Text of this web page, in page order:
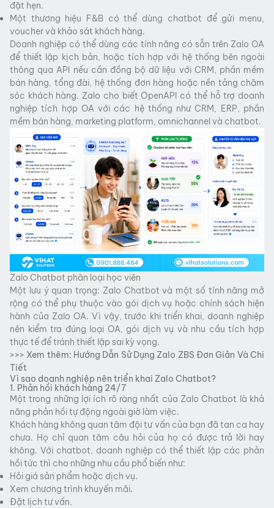
đặt hẹn.
Một thương hiệu F&B có thể dùng chatbot để gửi menu,
voucher và khảo sát khách hàng.
Doanh nghiệp có thể dùng các tính năng có sẵn trên Zalo OA
để thiết lập kịch bản, hoặc tích hợp với hệ thống bên ngoài
thông qua API nếu cần đồng bộ dữ liệu với CRM, phần mềm
bán hàng, tổng đài, hệ thống đơn hàng hoặc nền tảng chăm
sóc khách hàng. Zalo cho biết OpenAPI có thể hỗ trợ doanh
nghiệp tích hợp OA với các hệ thống như CRM, ERP, phần
mềm bán hàng, marketing platform, omnichannel và chatbot.
Zalo Chatbot phân loại học viên
Một lưu ý quan trọng: Zalo Chatbot và một số tính năng mở
rộng có thể phụ thuộc vào gói dịch vụ hoặc chính sách hiện
hành của Zalo OA. Vì vậy, trước khi triển khai, doanh nghiệp
nên kiểm tra đúng loại OA, gói dịch vụ và nhu cầu tích hợp
thực tế để tránh thiết lập sai kỳ vọng.
>>> Xem thêm: Hướng Dẫn Sử Dụng Zalo ZBS Đơn Giản Và Chi
Tiết
Vì sao doanh nghiệp nên triển khai Zalo Chatbot?
1. Phản hồi khách hàng 24/7
Một trong những lợi ích rõ ràng nhất của Zalo Chatbot là khả
năng phản hồi tự động ngoài giờ làm việc.
Khách hàng không quan tâm đội tư vấn của bạn đã tan ca hay
chưa. Họ chỉ quan tâm câu hỏi của họ có được trả lời hay
không. Với chatbot, doanh nghiệp có thể thiết lập các phản
hồi tức thì cho những nhu cầu phổ biến như:
Hỏi giá sản phẩm hoặc dịch vụ.
Xem chương trình khuyến mãi.
Đặt lịch tư vấn.